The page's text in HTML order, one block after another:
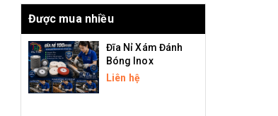
Được mua nhiều
Đĩa Nỉ Xám Đánh
Bóng Inox
Liên hệ